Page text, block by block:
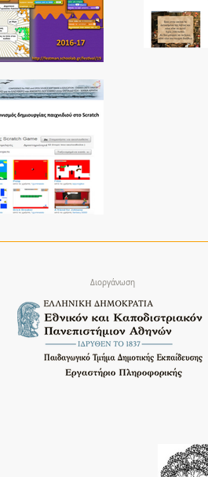
Διοργάνωση